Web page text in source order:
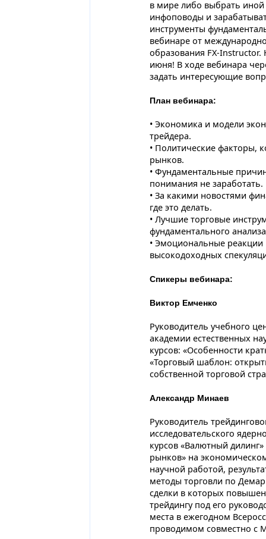
в мире либо выбрать иной
инфоповоды и
инструменты
вебинаре от
образования FX-Instructor.
июня! В ходе вебинара
задать интересующие
План вебинара:
• Экономика и модели
трейдера.
• Политические факторы,
рынков.
• Фундаментальные
понимания не заработать.
• За какими новостями
где это делать.
• Лучшие торговые
фундаментального
• Эмоциональные
высокодоходных
Спикеры вебинара:
Виктор Емченко
Руководитель учебного
академии естественных
курсов: «Особенности
«Торговый шаблон:
собственной торговой
Александр Минаев
Руководитель
исследовательского
курсов «Валютный
рынков» на
научной работой,
методы торговли по
сделки в которых
трейдингу под его
места в ежегодном
проводимом совместно с